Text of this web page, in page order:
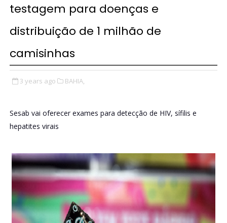
testagem para doenças e
distribuição de 1 milhão de
camisinhas
3 years ago BAHIA,
Sesab vai oferecer exames para detecção de HIV, sífilis e
hepatites virais